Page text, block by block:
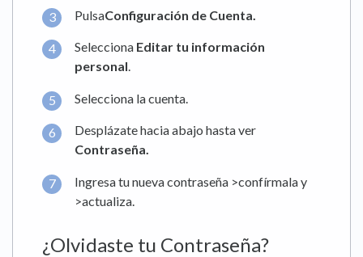
PulsaConfiguración de Cuenta.
Selecciona Editar tu información
personal.
Selecciona la cuenta.
Desplázate hacia abajo hasta ver
Contraseña.
Ingresa tu nueva contraseña >⁣confírmala y
>⁣actualiza.
¿Olvidaste tu Contraseña?